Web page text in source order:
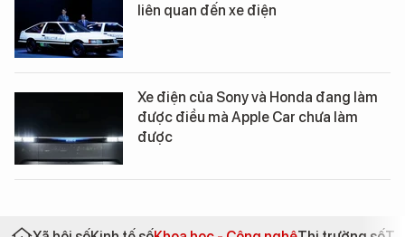
liên quan đến xe điện
Xe điện của Sony và Honda đang làm
được điều mà Apple Car chưa làm
được